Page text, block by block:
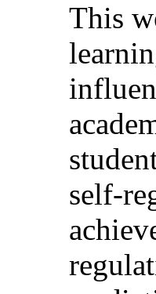
This
self-